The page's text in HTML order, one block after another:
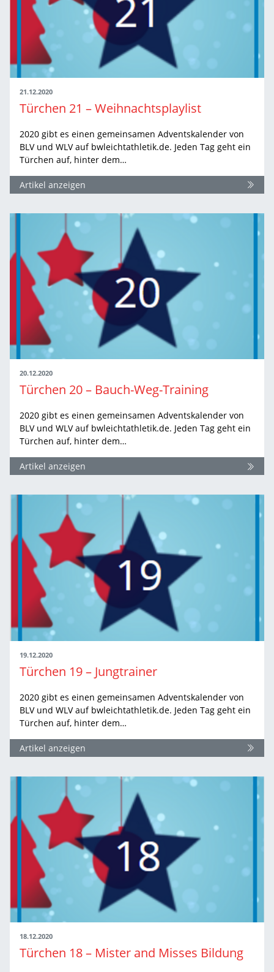
21.12.2020
Türchen 21 – Weihnachtsplaylist
2020 gibt es einen gemeinsamen Adventskalender von
BLV und WLV auf bwleichtathletik.de. Jeden Tag geht ein
Türchen auf, hinter dem…
Artikel anzeigen
20.12.2020
Türchen 20 – Bauch-Weg-Training
2020 gibt es einen gemeinsamen Adventskalender von
BLV und WLV auf bwleichtathletik.de. Jeden Tag geht ein
Türchen auf, hinter dem…
Artikel anzeigen
19.12.2020
Türchen 19 – Jungtrainer
2020 gibt es einen gemeinsamen Adventskalender von
BLV und WLV auf bwleichtathletik.de. Jeden Tag geht ein
Türchen auf, hinter dem…
Artikel anzeigen
18.12.2020
Türchen 18 – Mister and Misses Bildung